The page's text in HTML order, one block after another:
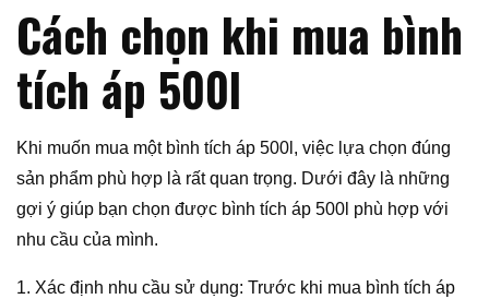
Cách chọn khi mua bình
tích áp 500l
Khi muốn mua một bình tích áp 500l, việc lựa chọn đúng
sản phẩm phù hợp là rất quan trọng. Dưới đây là những
gợi ý giúp bạn chọn được bình tích áp 500l phù hợp với
nhu cầu của mình.
1. Xác định nhu cầu sử dụng: Trước khi mua bình tích áp